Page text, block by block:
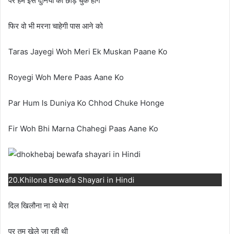
फिर वो भी मरना चाहेगी पास आने को
Taras Jayegi Woh Meri Ek Muskan Paane Ko
Royegi Woh Mere Paas Aane Ko
Par Hum Is Duniya Ko Chhod Chuke Honge
Fir Woh Bhi Marna Chahegi Paas Aane Ko
20.Khilona Bewafa Shayari in Hindi
दिल खिलौना ना थे मेरा
पर तुम खेले जा रही थी